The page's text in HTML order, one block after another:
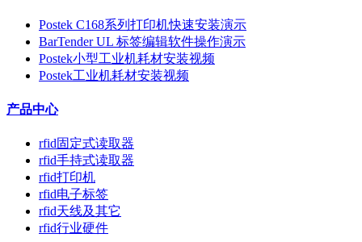
Postek C168系列打印机快速安装演示
BarTender UL 标签编辑软件操作演示
Postek小型工业机耗材安装视频
Postek工业机耗材安装视频
产品中心
rfid固定式读取器
rfid手持式读取器
rfid打印机
rfid电子标签
rfid天线及其它
rfid行业硬件